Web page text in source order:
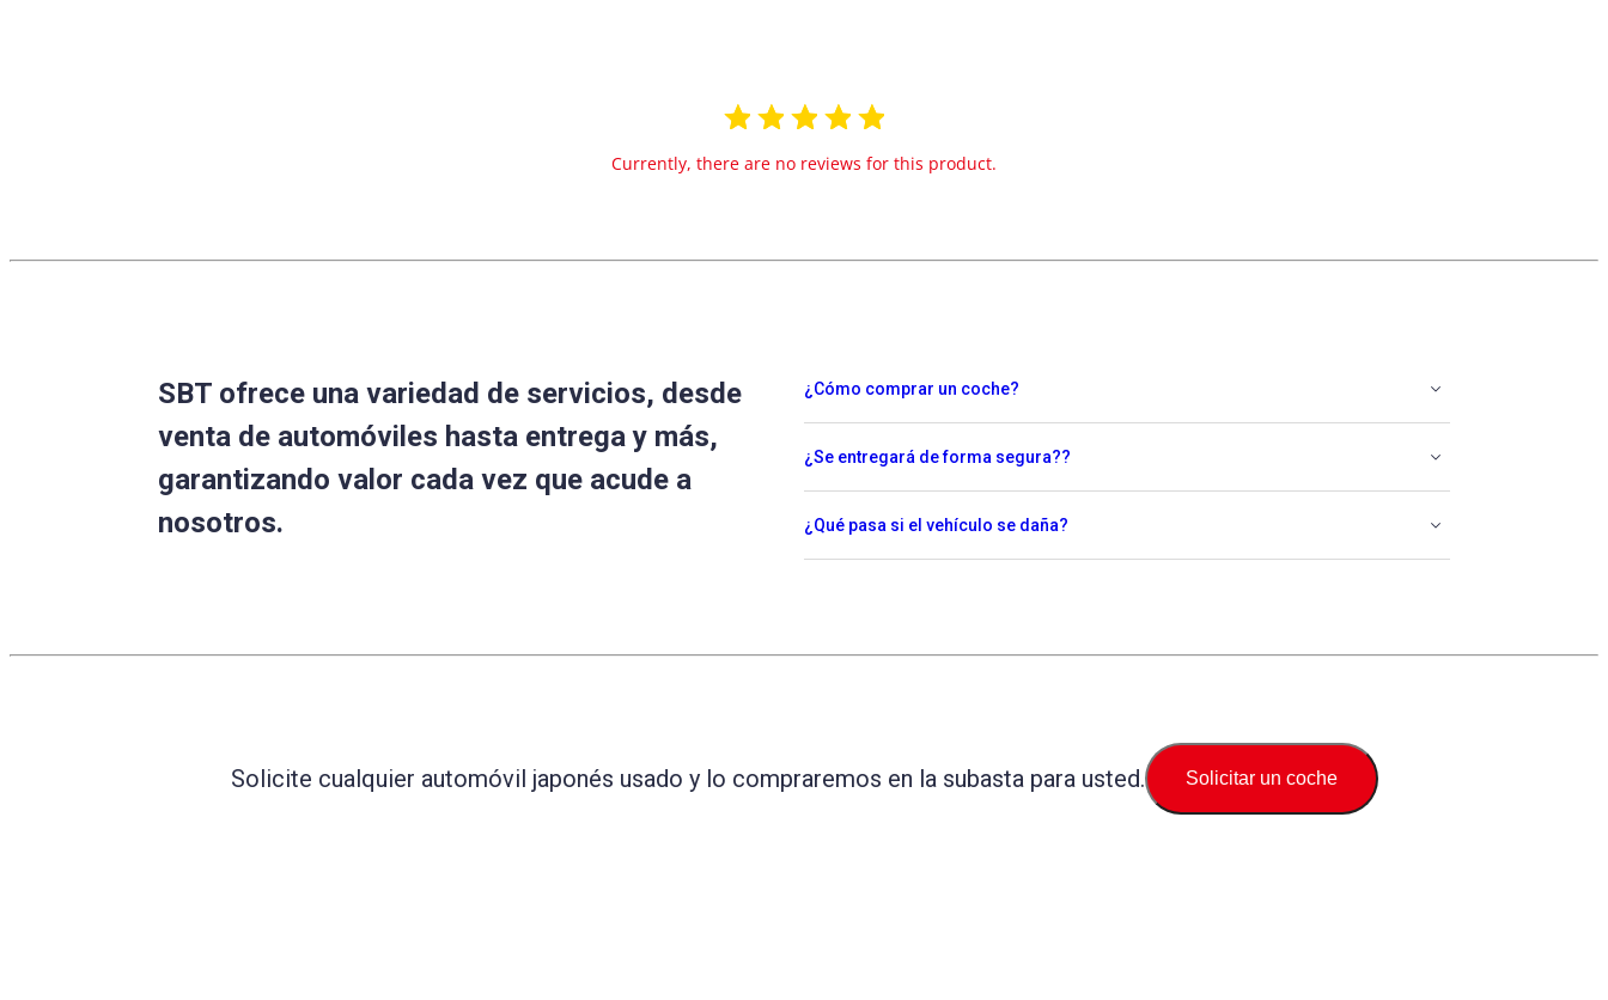
Currently, there are no reviews for this product.
SBT ofrece una variedad de servicios, desde
venta de automóviles hasta entrega y más,
garantizando valor cada vez que acude a
nosotros.
¿Cómo comprar un coche?
¿Se entregará de forma segura??
¿Qué pasa si el vehículo se daña?
Solicite cualquier automóvil japonés usado y lo compraremos en la subasta para usted. Solicitar un coche